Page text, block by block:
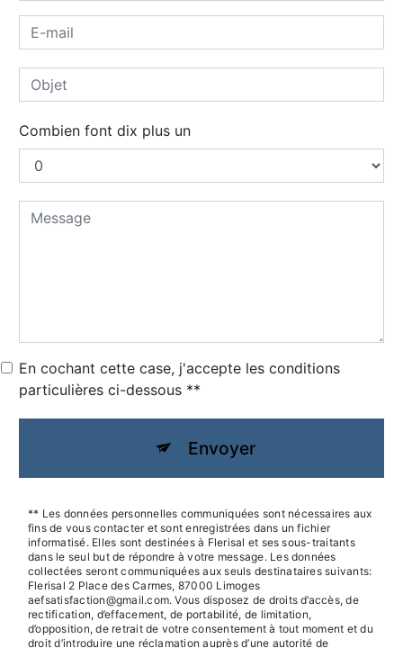
Combien font dix plus un
En cochant cette case, j'accepte les conditions
particulières ci-dessous **
Envoyer
** Les données personnelles communiquées sont nécessaires aux
fins de vous contacter et sont enregistrées dans un fichier
informatisé. Elles sont destinées à Flerisal et ses sous-traitants
dans le seul but de répondre à votre message. Les données
collectées seront communiquées aux seuls destinataires suivants:
Flerisal 2 Place des Carmes, 87000 Limoges
aefsatisfaction@gmail.com. Vous disposez de droits d’accès, de
rectification, d’effacement, de portabilité, de limitation,
d’opposition, de retrait de votre consentement à tout moment et du
droit d’introduire une réclamation auprès d’une autorité de